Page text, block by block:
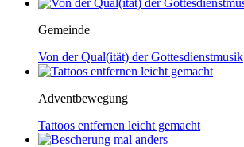
Gemeinde
Von der Qual(ität) der Gottesdienstmusik
Adventbewegung
Tattoos entfernen leicht gemacht